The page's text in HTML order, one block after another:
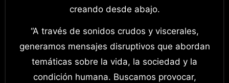
creando desde abajo.
“A través de sonidos crudos y viscerales,
generamos mensajes disruptivos que abordan
temáticas sobre la vida, la sociedad y la
condición humana. Buscamos provocar,